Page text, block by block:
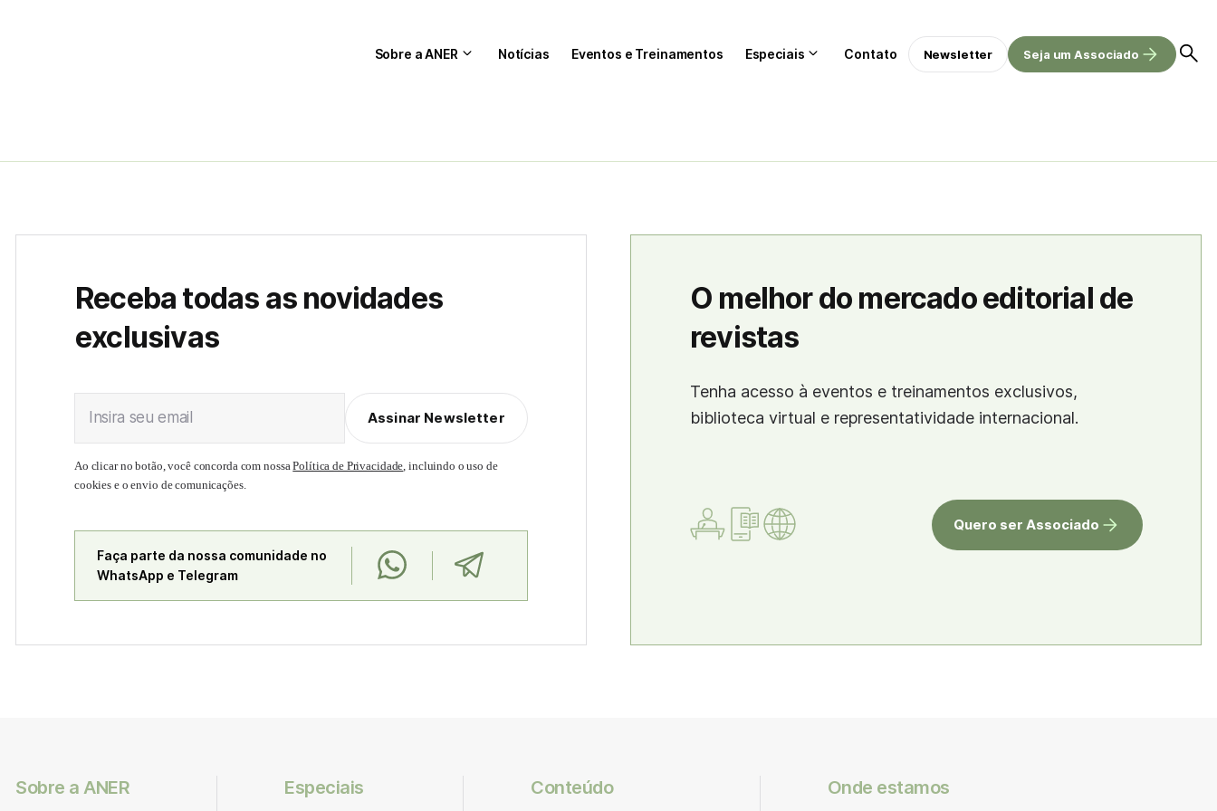
Sobre a ANER Notícias Eventos e Treinamentos Especiais Contato Newsletter Seja um Associado
Receba todas as novidades
exclusivas
Insira seu email Assinar Newsletter
Ao clicar no botão, você concorda com nossaPolítica de Privacidade, incluindo o uso de
cookies e o envio de comunicações.
Faça parte da nossa comunidade no
WhatsApp e Telegram
O melhor do mercado editorial de
revistas
Tenha acesso à eventos e treinamentos exclusivos,
biblioteca virtual e representatividade internacional.
Quero ser Associado
Sobre a ANER Especiais Conteúdo Onde estamos